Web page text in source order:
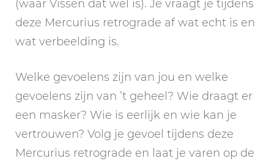
(waar Vissen dat wel is). Je vraagt je tijdens
deze Mercurius retrograde af wat echt is en
wat verbeelding is.
Welke gevoelens zijn van jou en welke
gevoelens zijn van ’t geheel? Wie draagt er
een masker? Wie is eerlijk en wie kan je
vertrouwen? Volg je gevoel tijdens deze
Mercurius retrograde en laat je varen op de